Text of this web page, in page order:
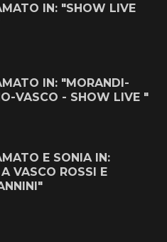
IN: "SHOW LIVE
IN: "MORANDI-
VASCO - SHOW LIVE "
E SONIA IN:
VASCO ROSSI E